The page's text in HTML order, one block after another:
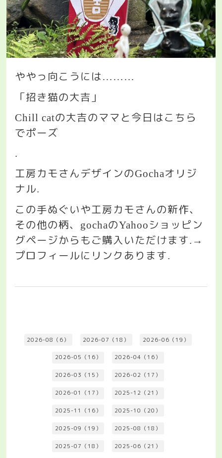
ややっ向こうには ………
「招き猫の大吉」
Chill catの大吉のママと今日はこちら
でポーズ
.
工房カモさんデザインのGochaオリジ
ナル.
この手ぬぐいや工房カモさんの新作、
その他の柄、
gochaのYahoo ショッピン
グページからもご購入いただけます.→
プロフィールにリンクあります.
2026-08（6） 2026-07（18） 2026-06（19）
2026-05（16） 2026-04（16）
2026-03（15） 2026-02（17）
2026-01（17） 2025-12（21）
2025-11（16） 2025-10（20）
2025-09（19） 2025-08（18）
2025-07（18） 2025-06（21）